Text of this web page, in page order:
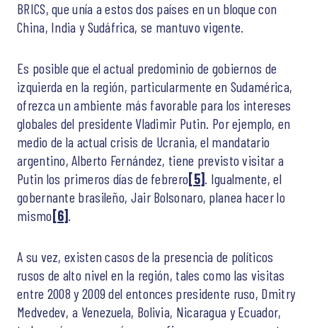
BRICS, que unía a estos dos países en un bloque con
China, India y Sudáfrica, se mantuvo vigente.
Es posible que el actual predominio de gobiernos de
izquierda en la región, particularmente en Sudamérica,
ofrezca un ambiente más favorable para los intereses
globales del presidente Vladimir Putin. Por ejemplo, en
medio de la actual crisis de Ucrania, el mandatario
argentino, Alberto Fernández, tiene previsto visitar a
Putin los primeros días de febrero[5]. Igualmente, el
gobernante brasileño, Jair Bolsonaro, planea hacer lo
mismo[6].
A su vez, existen casos de la presencia de políticos
rusos de alto nivel en la región, tales como las visitas
entre 2008 y 2009 del entonces presidente ruso, Dmitry
Medvedev, a Venezuela, Bolivia, Nicaragua y Ecuador,